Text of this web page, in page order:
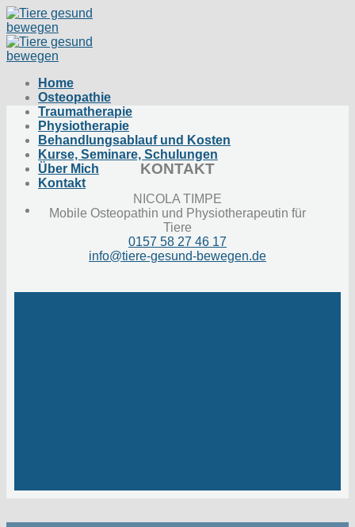
Zum
Inhalt
springen
Home
Osteopathie
Traumatherapie
Physiotherapie
Behandlungsablauf und Kosten
Kurse, Seminare, Schulungen
Über Mich
Kontakt
KONTAKT
NICOLA TIMPE
Mobile Osteopathin und Physiotherapeutin für
Tiere
0157 58 27 46 17
info@tiere-gesund-bewegen.de